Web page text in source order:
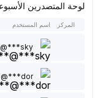
لوحة المتصدرين الأسبوعية
المركز اسم المستخدم
sky***@****
dor***@****